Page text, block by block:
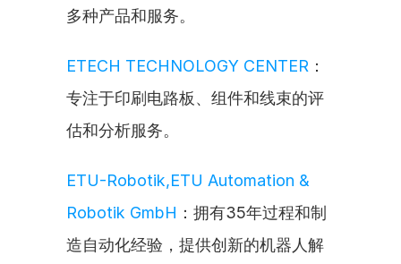
多种产品和服务。
ETECH TECHNOLOGY CENTER ：
专注于印刷电路板、组件和线束的评
估和分析服务。
ETU-Robotik,ETU Automation &
Robotik GmbH ：拥有35年过程和制
造自动化经验，提供创新的机器人解